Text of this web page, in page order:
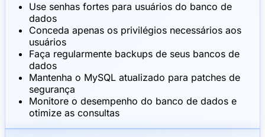
Use senhas fortes para usuários do banco de
dados
Conceda apenas os privilégios necessários aos
usuários
Faça regularmente backups de seus bancos de
dados
Mantenha o MySQL atualizado para patches de
segurança
Monitore o desempenho do banco de dados e
otimize as consultas